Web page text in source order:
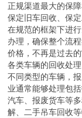
正规渠道最大的保
保定旧车回收、保
在规范的框架下进
办理，确保整个流
价格，不再是过去的
各类车辆的回收处理
不同类型的车辆，
业通常能够处理包
汽车、报废货车等
解、二手吊车回收等